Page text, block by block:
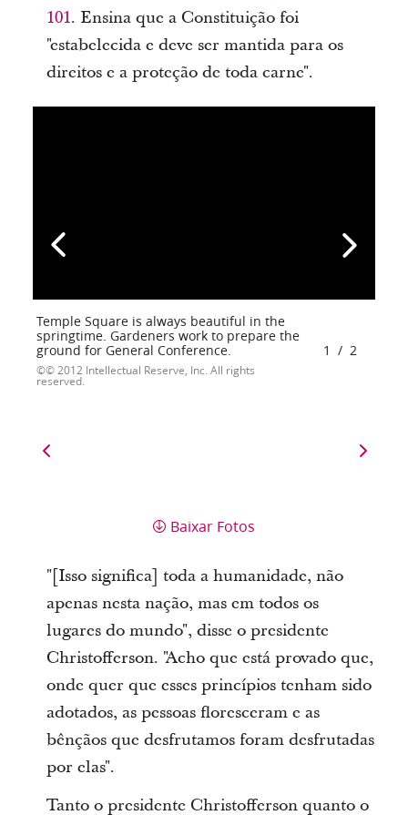
101. Ensina que a Constituição foi
"estabelecida e deve ser mantida para os
direitos e a proteção de toda carne".
Temple Square is always beautiful in the
springtime. Gardeners work to prepare the
ground for General Conference.
© 2012 Intellectual Reserve, Inc. All rights
reserved.
1 / 2
Baixar Fotos
"[Isso significa] toda a humanidade, não
apenas nesta nação, mas em todos os
lugares do mundo", disse o presidente
Christofferson. "Acho que está provado que,
onde quer que esses princípios tenham sido
adotados, as pessoas floresceram e as
bênçãos que desfrutamos foram desfrutadas
por elas".
Tanto o presidente Christofferson quanto o